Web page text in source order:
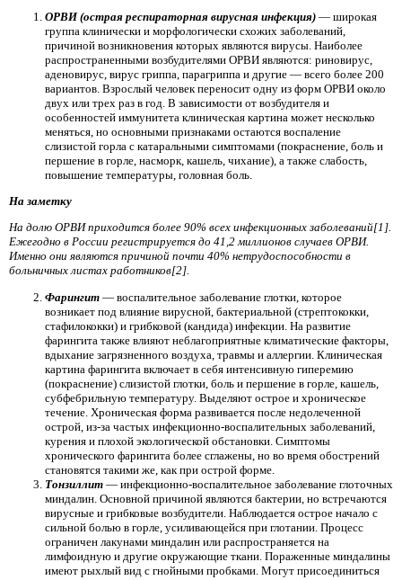
ОРВИ (острая респираторная вирусная инфекция) — широкая
группа клинически и морфологически схожих заболеваний,
причиной возникновения которых являются вирусы. Наиболее
распространенными возбудителями ОРВИ являются: риновирус,
аденовирус, вирус гриппа, парагриппа и другие — всего более 200
вариантов. Взрослый человек переносит одну из форм ОРВИ около
двух или трех раз в год. В зависимости от возбудителя и
особенностей иммунитета клиническая картина может несколько
меняться, но основными признаками остаются воспаление
слизистой горла с катаральными симптомами (покраснение, боль и
першение в горле, насморк, кашель, чихание), а также слабость,
повышение температуры, головная боль.
На заметку
На долю ОРВИ приходится более 90% всех инфекционных заболеваний[1].
Ежегодно в России регистрируется до 41,2 миллионов случаев ОРВИ.
Именно они являются причиной почти 40% нетрудоспособности в
больничных листах работников[2].
Фарингит — воспалительное заболевание глотки, которое
возникает под влияние вирусной, бактериальной (стрептококки,
стафилококки) и грибковой (кандида) инфекции. На развитие
фарингита также влияют неблагоприятные климатические факторы,
вдыхание загрязненного воздуха, травмы и аллергии. Клиническая
картина фарингита включает в себя интенсивную гиперемию
(покраснение) слизистой глотки, боль и першение в горле, кашель,
субфебрильную температуру. Выделяют острое и хроническое
течение. Хроническая форма развивается после недолеченной
острой, из-за частых инфекционно-воспалительных заболеваний,
курения и плохой экологической обстановки. Симптомы
хронического фарингита более сглажены, но во время обострений
становятся такими же, как при острой форме.
Тонзиллит — инфекционно-воспалительное заболевание глоточных
миндалин. Основной причиной являются бактерии, но встречаются
вирусные и грибковые возбудители. Наблюдается острое начало с
сильной болью в горле, усиливающейся при глотании. Процесс
ограничен лакунами миндалин или распространяется на
лимфоидную и другие окружающие ткани. Пораженные миндалины
имеют рыхлый вид с гнойными пробками. Могут присоединиться